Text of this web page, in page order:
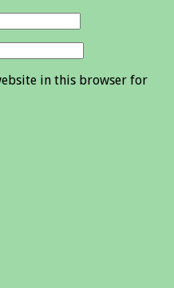
in this browser for